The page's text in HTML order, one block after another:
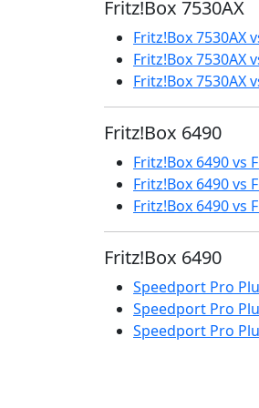
Fritz!Box 7530AX
Fritz!Box 7530AX
Fritz!Box 7530AX
Fritz!Box 7530AX
Fritz!Box 6490
Fritz!Box 6490 vs
Fritz!Box 6490 vs
Fritz!Box 6490 vs
Fritz!Box 6490
Speedport Pro
Speedport Pro
Speedport Pro